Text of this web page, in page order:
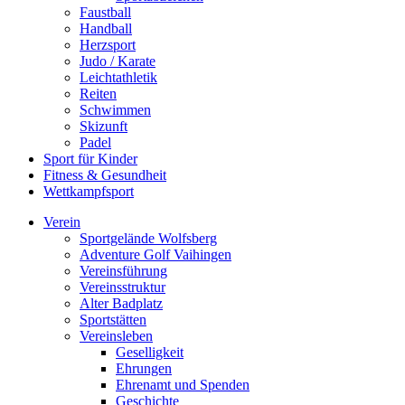
Faustball
Handball
Herzsport
Judo / Karate
Leichtathletik
Reiten
Schwimmen
Skizunft
Padel
Sport für Kinder
Fitness & Gesundheit
Wettkampfsport
Verein
Sportgelände Wolfsberg
Adventure Golf Vaihingen
Vereinsführung
Vereinsstruktur
Alter Badplatz
Sportstätten
Vereinsleben
Geselligkeit
Ehrungen
Ehrenamt und Spenden
Geschichte